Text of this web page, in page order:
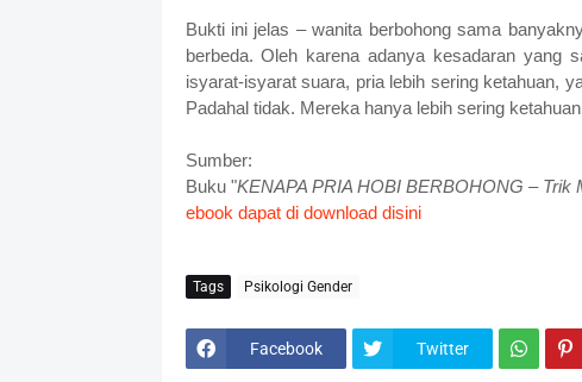
Bukti ini jelas – wanita berbohong sama
berbeda. Oleh karena adanya kesadaran yang
isyarat-isyarat suara, pria lebih sering ketahuan,
Padahal tidak. Mereka hanya lebih sering
Sumber:
Buku "KENAPA PRIA HOBI BERBOHONG – Trik
ebook dapat di download disini
Tags Psikologi Gender
Facebook Twitter